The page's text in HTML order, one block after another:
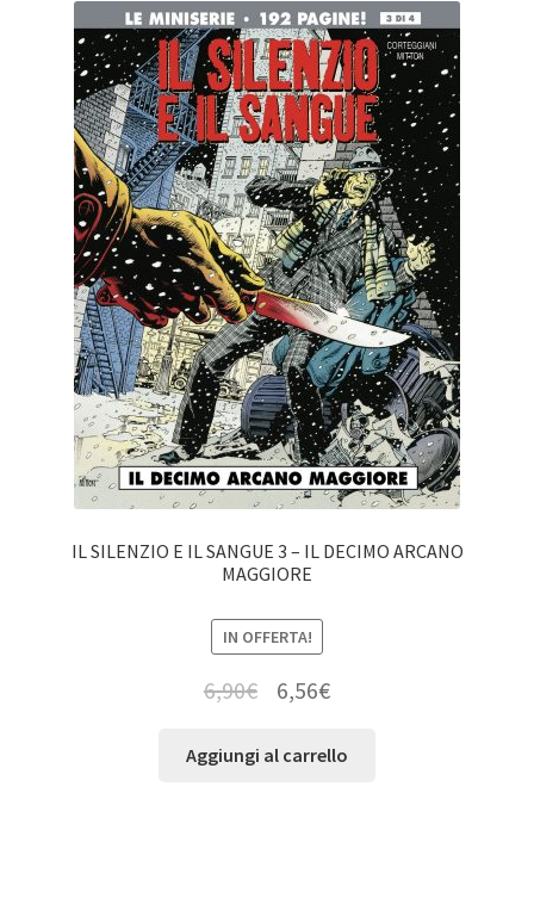
IL SILENZIO E IL SANGUE 3 – IL DECIMO ARCANO
MAGGIORE
IN OFFERTA!
6,90€ 6,56€
Aggiungi al carrello